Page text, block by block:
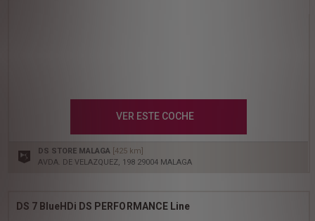
VER ESTE COCHE
DS STORE MALAGA [425 km]
AVDA. DE VELAZQUEZ, 198 29004 MALAGA
DS 7 BlueHDi DS PERFORMANCE Line